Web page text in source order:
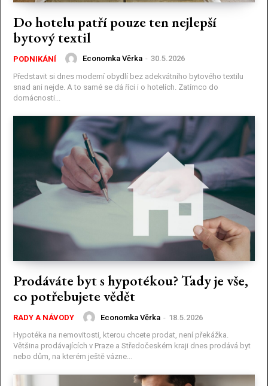
Do hotelu patří pouze ten nejlepší
bytový textil
PODNIKÁNÍ Economka Věrka - 30.5.2026
Představit si dnes moderní obydlí bez adekvátního bytového textilu
snad ani nejde. A to samé se dá říci i o hotelích. Zatímco do
domácnosti...
Prodáváte byt s hypotékou? Tady je vše,
co potřebujete vědět
RADY A NÁVODY Economka Věrka - 18.5.2026
Hypotéka na nemovitosti, kterou chcete prodat, není překážka.
Většina prodávajících v Praze a Středočeském kraji dnes prodává byt
nebo dům, na kterém ještě vázne...